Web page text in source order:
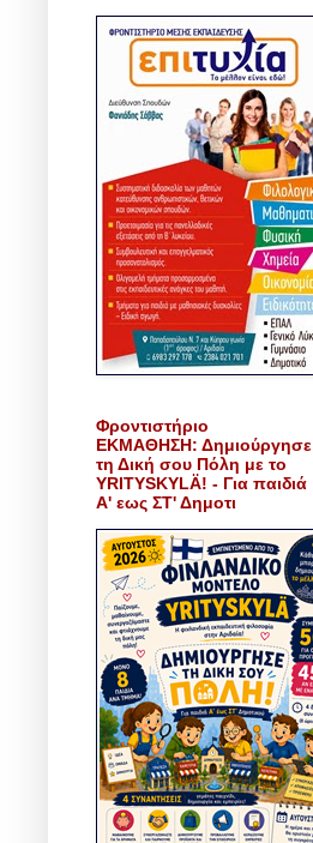
Φροντιστήριο
ΕΚΜΑΘΗΣΗ: Δημιούργησε
τη Δική σου Πόλη με το
YRITYSKYLÄ! - Για παιδιά
Α' εως ΣΤ' Δημοτι